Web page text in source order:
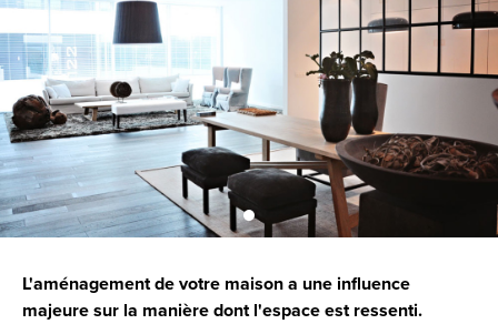
L'aménagement de votre maison a une influence
majeure sur la manière dont l'espace est ressenti.